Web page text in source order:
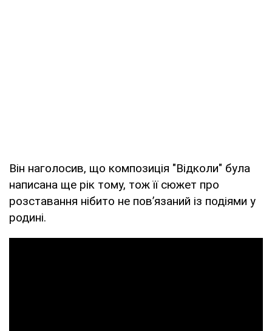
Він наголосив, що композиція "Відколи" була
написана ще рік тому, тож її сюжет про
розставання нібито не пов’язаний із подіями у
родині.